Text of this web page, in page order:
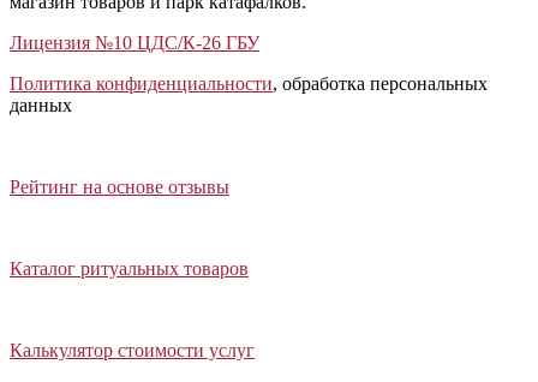
Лицензия №10 ЦДС/К-26 ГБУ
Политика конфиденциальности, обработка персональных
данных
Рейтинг на основе отзывы
Каталог ритуальных товаров
Калькулятор стоимости услуг